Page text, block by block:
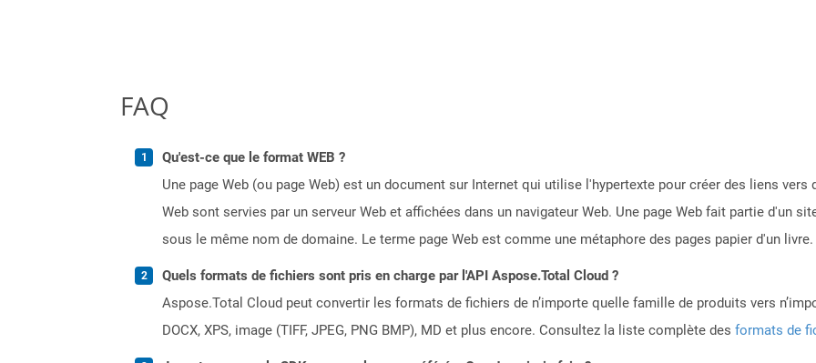
FAQ
Qu'est-ce que le format WEB ?
Une page Web (ou page Web) est un document sur Internet qui utilise l'hypertexte pour créer des liens
Web sont servies par un serveur Web et affichées dans un navigateur Web. Une page Web fait partie d'un
sous le même nom de domaine. Le terme page Web est comme une métaphore des pages papier d'un livre.
Quels formats de fichiers sont pris en charge par l'API Aspose.Total Cloud ?
Aspose.Total Cloud peut convertir les formats de fichiers de n’importe quelle famille de produits vers
DOCX, XPS, image (TIFF, JPEG, PNG BMP), MD et plus encore. Consultez la liste complète des formats de